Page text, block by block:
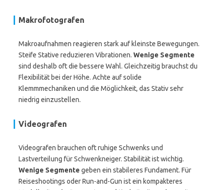
Makrofotografen
Makroaufnahmen reagieren stark auf kleinste Bewegungen.
Steife Stative reduzieren Vibrationen. Wenige Segmente
sind deshalb oft die bessere Wahl. Gleichzeitig brauchst du
Flexibilität bei der Höhe. Achte auf solide
Klemmmechaniken und die Möglichkeit, das Stativ sehr
niedrig einzustellen.
Videografen
Videografen brauchen oft ruhige Schwenks und
Lastverteilung für Schwenkneiger. Stabilität ist wichtig.
Wenige Segmente geben ein stabileres Fundament. Für
Reiseshootings oder Run-and-Gun ist ein kompakteres